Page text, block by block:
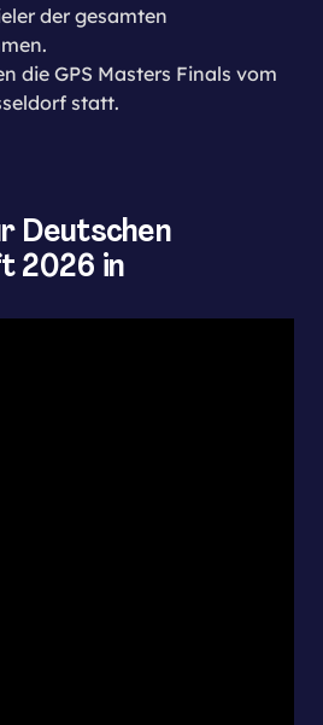
der gesamten
die GPS Masters Finals vom
statt.
Deutschen
2026 in